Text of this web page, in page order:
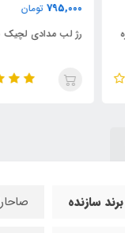
تومان
رژ لب مدادی لچیک شماره 02
برند سازنده